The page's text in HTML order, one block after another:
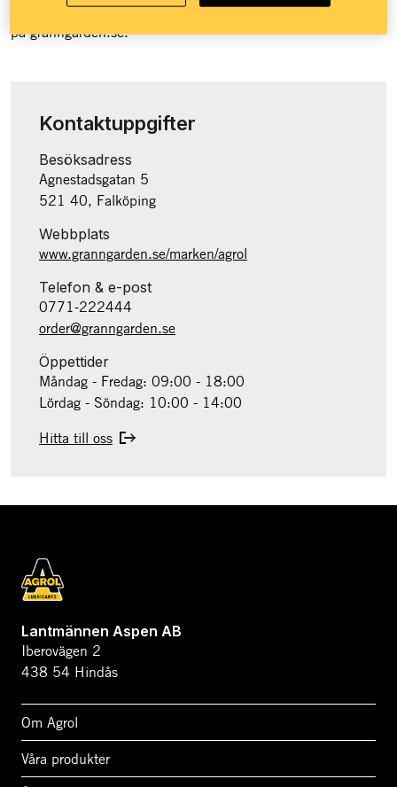
Granngården över 100 butiker runt om i landet och e-handel
på granngården.se.
Kontaktuppgifter
Besöksadress
Agnestadsgatan 5
521 40, Falköping
Webbplats
www.granngarden.se/marken/agrol
Telefon & e-post
0771-222444
order@granngarden.se
Öppettider
Måndag - Fredag: 09:00 - 18:00
Lördag - Söndag: 10:00 - 14:00
Hitta till oss
Lantmännen Aspen AB
Iberovägen 2
438 54 Hindås
Om Agrol
Våra produkter